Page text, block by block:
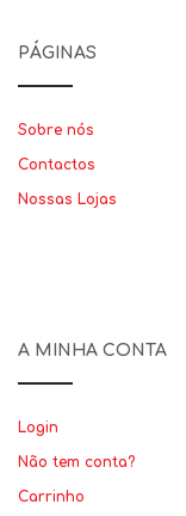
PÁGINAS
Sobre nós
Contactos
Nossas Lojas
A MINHA CONTA
Login
Não tem conta?
Carrinho